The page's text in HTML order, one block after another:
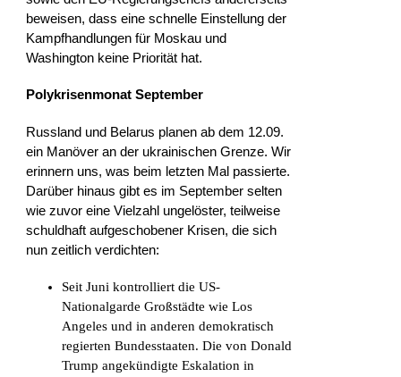
beweisen, dass eine schnelle Einstellung der
Kampfhandlungen für Moskau und
Washington keine Priorität hat.
Polykrisenmonat September
Russland und Belarus planen ab dem 12.09.
ein Manöver an der ukrainischen Grenze. Wir
erinnern uns, was beim letzten Mal passierte.
Darüber hinaus gibt es im September selten
wie zuvor eine Vielzahl ungelöster, teilweise
schuldhaft aufgeschobener Krisen, die sich
nun zeitlich verdichten:
Seit Juni kontrolliert die US-
Nationalgarde Großstädte wie Los
Angeles und in anderen demokratisch
regierten Bundesstaaten. Die von Donald
Trump angekündigte Eskalation in